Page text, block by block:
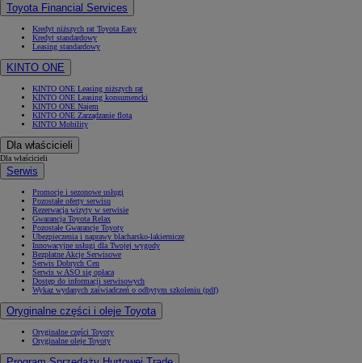
Toyota Financial Services
Kredyt niższych rat Toyota Easy
Kredyt standardowy
Leasing standardowy
KINTO ONE
KINTO ONE Leasing niższych rat
KINTO ONE Leasing konsumencki
KINTO ONE Najem
KINTO ONE Zarządzanie flotą
KINTO Mobility
Dla właścicieli
Dla właścicieli
Serwis
Promocje i sezonowe usługi
Pozostałe oferty serwisu
Rezerwacja wizyty w serwisie
Gwarancja Toyota Relax
Pozostałe Gwarancje Toyoty
Ubezpieczenia i naprawy blacharsko-lakiernicze
Innowacyjne usługi dla Twojej wygody
Bezpłatne Akcje Serwisowe
Serwis Dobrych Cen
Serwis w ASO się opłaca
Dostęp do informacji serwisowych
Wykaz wydanych zaświadczeń o odbytym szkoleniu (pdf)
Oryginalne części i oleje Toyota
Oryginalne części Toyoty
Oryginalne oleje Toyoty